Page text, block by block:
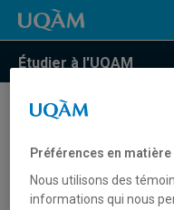
Étudier à l'UQAM
Comment
d'enseigner au
Préférences en
Nous utilisons des
informations qui nous